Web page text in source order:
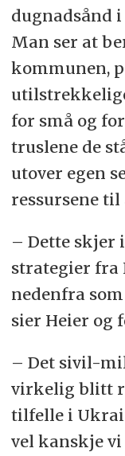
dugnadsånd
Man ser at
kommunen,
for små og
truslene de
utover egen
ressursene til
– Dette skjer
strategier fra
nedenfra
sier Heier og
– Det sivil-
virkelig blitt
tilfelle i
vel kanskje